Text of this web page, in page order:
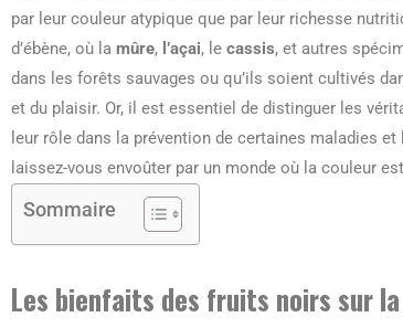
par leur couleur atypique que par leur richesse
d’ébène, où la mûre, l’açai, le cassis, et autres
dans les forêts sauvages ou qu’ils soient cultivés
et du plaisir. Or, il est essentiel de distinguer les
leur rôle dans la prévention de certaines maladies
laissez-vous envoûter par un monde où la couleur
Sommaire
Les bienfaits des fruits noirs sur